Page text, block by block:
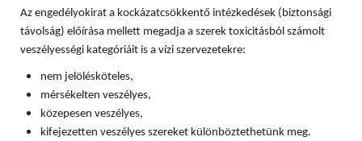
Az engedélyokirat a kockázatcsökkentő intézkedések (biztonsági
távolság) előírása mellett megadja a szerek toxicitásból számolt
veszélyességi kategóriáit is a vízi szervezetekre:
nem jelölésköteles,
mérsékelten veszélyes,
közepesen veszélyes,
kifejezetten veszélyes szereket különböztethetünk meg.